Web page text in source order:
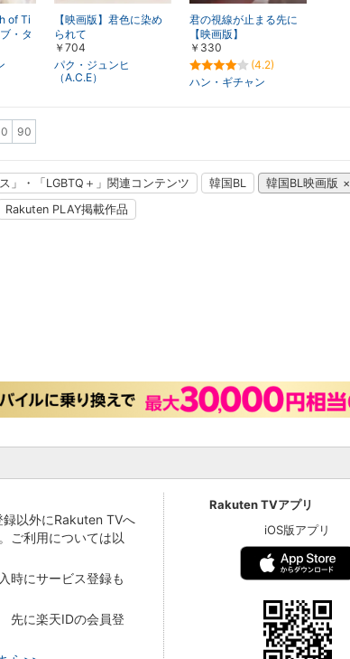
of Ti
・タ
【映画版】君色に染め
られて
￥704
パク・ジュンヒ
（A.C.E）
君の視線が止まる先に
【映画版】
￥330
(4.2)
ハン・ギチャン
90
」・「LGBTQ＋」関連コンテンツ 韓国BL 韓国BL映画版
Rakuten PLAY掲載作品
以外にRakuten TVへ
ご利用については以
時にサービス登録も
先に楽天IDの会員登
Rakuten TVアプリ
iOS版アプリ